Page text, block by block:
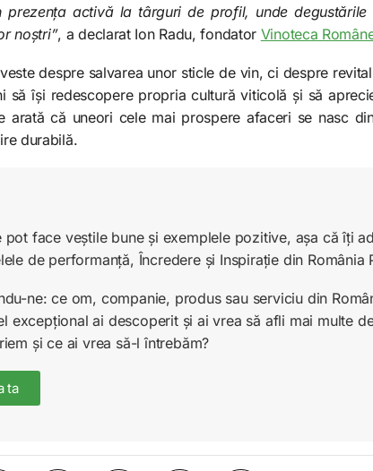
prezența activă la târguri de profil, unde
noștri”, a declarat Ion Radu, fondator Vinoteca
despre salvarea unor sticle de vin, ci despre
să își redescopere propria cultură viticolă și să
arată că uneori cele mai prospere afaceri se nasc
durabilă.
pot face veștile bune și exemplele pozitive, așa că îți
de performanță, Încredere și Inspirație din România
ne: ce om, companie, produs sau serviciu din
excepțional ai descoperit și ai vrea să afli mai multe
și ce ai vrea să-l întrebăm?
ta